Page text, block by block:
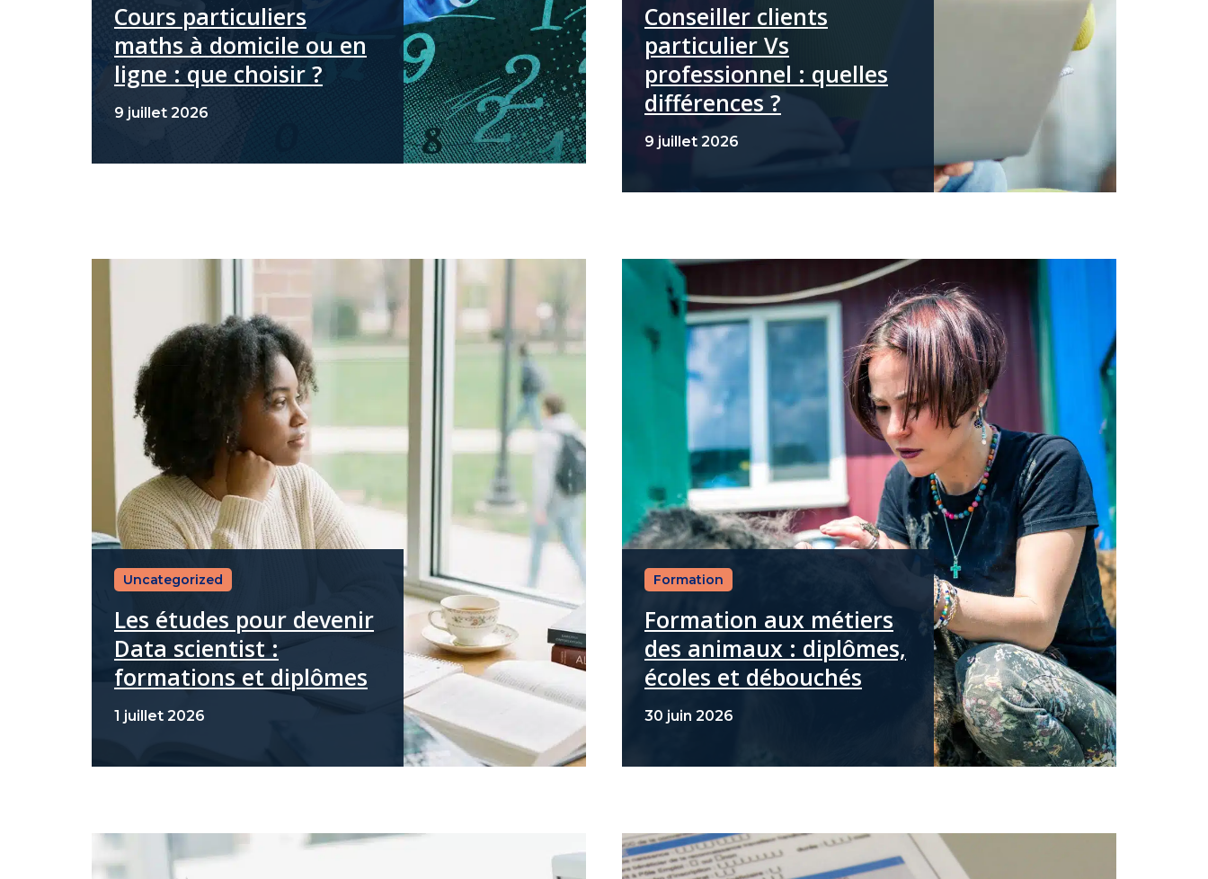
Cours particuliers
maths à domicile ou en
ligne : que choisir ?
9 juillet 2026
Conseiller clients
particulier Vs
professionnel : quelles
différences ?
9 juillet 2026
Uncategorized
Les études pour devenir
Data scientist :
formations et diplômes
1 juillet 2026
Formation
Formation aux métiers
des animaux : diplômes,
écoles et débouchés
30 juin 2026